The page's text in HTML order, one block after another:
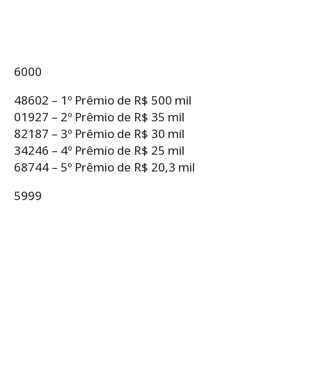
6000
48602 – 1º Prêmio de R$ 500 mil
01927 – 2º Prêmio de R$ 35 mil
82187 – 3º Prêmio de R$ 30 mil
34246 – 4º Prêmio de R$ 25 mil
68744 – 5º Prêmio de R$ 20,3 mil
5999